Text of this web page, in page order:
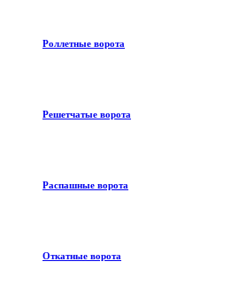
Роллетные ворота
Решетчатые ворота
Распашные ворота
Откатные ворота